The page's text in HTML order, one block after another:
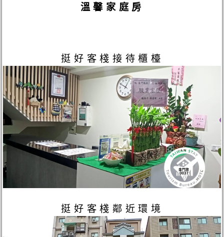
溫馨家庭房
挺好客棧接待櫃檯
挺好客棧鄰近環境